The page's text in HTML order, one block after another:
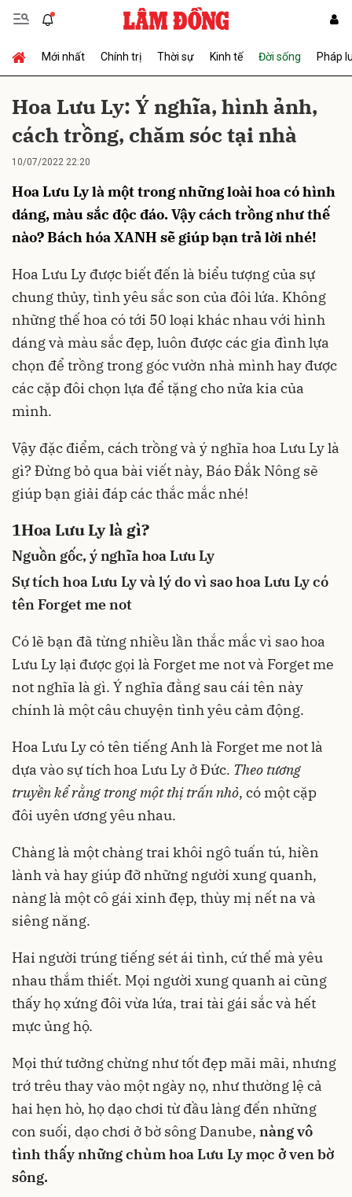
Mới nhất Chính trị Thời sự Kinh tế Đời sống Pháp
Hoa Lưu Ly: Ý nghĩa, hình ảnh,
cách trồng, chăm sóc tại nhà
10/07/2022 22:20
Hoa Lưu Ly là một trong những loài hoa có hình
dáng, màu sắc độc đáo. Vậy cách trồng như thế
nào? Bách hóa XANH sẽ giúp bạn trả lời nhé!
Hoa Lưu Ly được biết đến là biểu tượng của sự
chung thủy, tình yêu sắc son của đôi lứa. Không
những thế hoa có tới 50 loại khác nhau với hình
dáng và màu sắc đẹp, luôn được các gia đình lựa
chọn để trồng trong góc vườn nhà mình hay được
các cặp đôi chọn lựa để tặng cho nửa kia của
mình.
Vậy đặc điểm, cách trồng và ý nghĩa hoa Lưu Ly là
gì? Đừng bỏ qua bài viết này, Báo Đắk Nông sẽ
giúp bạn giải đáp các thắc mắc nhé!
1Hoa Lưu Ly là gì?
Nguồn gốc, ý nghĩa hoa Lưu Ly
Sự tích hoa Lưu Ly và lý do vì sao hoa Lưu Ly có
tên Forget me not
Có lẽ bạn đã từng nhiều lần thắc mắc vì sao hoa
Lưu Ly lại được gọi là Forget me not và Forget me
not nghĩa là gì. Ý nghĩa đằng sau cái tên này
chính là một câu chuyện tình yêu cảm động.
Hoa Lưu Ly có tên tiếng Anh là Forget me not là
dựa vào sự tích hoa Lưu Ly ở Đức. Theo tương
truyền kể rằng trong một thị trấn nhỏ, có một cặp
đôi uyên ương yêu nhau.
Chàng là một chàng trai khôi ngô tuấn tú, hiền
lành và hay giúp đỡ những người xung quanh,
nàng là một cô gái xinh đẹp, thùy mị nết na và
siêng năng.
Hai người trúng tiếng sét ái tình, cứ thế mà yêu
nhau thắm thiết. Mọi người xung quanh ai cũng
thấy họ xứng đôi vừa lứa, trai tài gái sắc và hết
mực ủng hộ.
Mọi thứ tưởng chừng như tốt đẹp mãi mãi, nhưng
trớ trêu thay vào một ngày nọ, như thường lệ cả
hai hẹn hò, họ dạo chơi từ đầu làng đến những
con suối, dạo chơi ở bờ sông Danube, nàng vô
tình thấy những chùm hoa Lưu Ly mọc ở ven bờ
sông.
Gửi bình luận
Hủy Gửi